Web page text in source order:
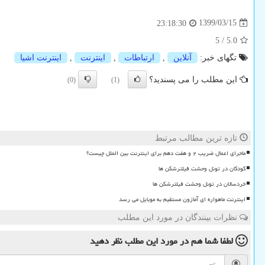
1399/03/15
23:18:30
5.0
/
5
تگهای خبر:
آنلاین , ارتباطات , اینترنت , اینترنت اشیا
این مطلب را می پسندید؟ (1)
(0)
تازه ترین مطالب مرتبط
ماجرای اعمال ضریب ۲ و هفت دهم برای اینترنت بین الملل چیست؟
کودکان در تونل وحشت فیلترشکن ها
خردسالان در تونل وحشت فیلترشکن ها
اینترنت ماهواره ای آمازون مستقیم به موبایل می رسد
نظرات بینندگان در مورد این مطلب
لطفا شما همدر مورد این مطلبنظر دهید